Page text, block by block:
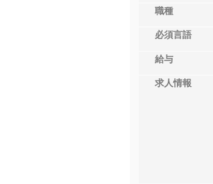
職種
必須言語
給与
求人情報